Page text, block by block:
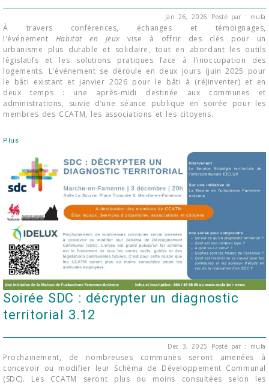
Jan 26, 2026 Posté par : mufa
À travers conférences, échanges et témoignages,
l'événement Habitat en jeux vise à offrir des clés pour un
urbanisme plus durable et solidaire, tout en abordant les outils
législatifs et les solutions pratiques face à l’inoccupation des
logements. L'événement se déroule en deux jours (juin 2025 pour
le bâti existant et janvier 2026 pour le bâti à (ré)inventer) et en
deux temps : une après-midi destinée aux communes et
administrations, suivie d’une séance publique en soirée pour les
membres des CCATM, les associations et les citoyens.
Plus
Soirée SDC : décrypter un diagnostic
territorial 3.12
Dec 3, 2025 Posté par : mufa
Prochainement, de nombreuses communes seront amenées à
concevoir ou modifier leur Schéma de Développement Communal
(SDC). Les CCATM seront plus ou moins consultées selon les